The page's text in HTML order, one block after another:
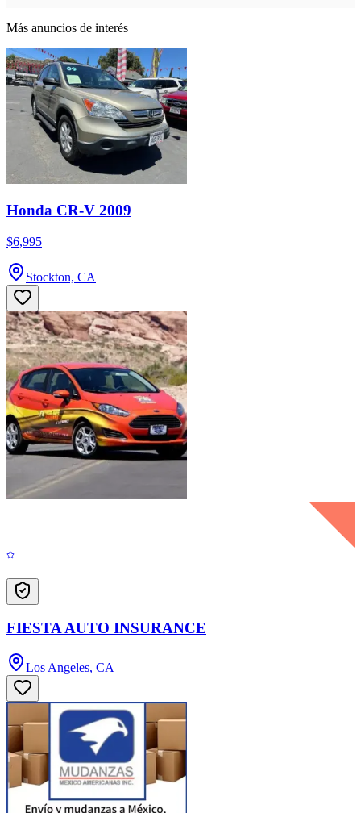
Más anuncios de interés
Honda CR-V 2009
$6,995
Stockton, CA
FIESTA AUTO INSURANCE
Los Angeles, CA